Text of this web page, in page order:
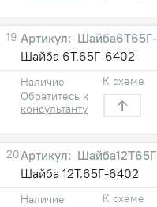
19
Шайба 6Т.65Г-6402
Наличие
Обратитесь к
консультанту
К схеме
20
Шайба 12Т.65Г-6402
Наличие
К схеме